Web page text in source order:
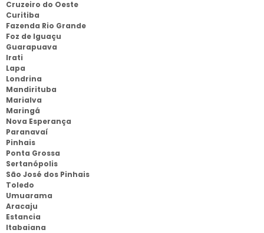
Cruzeiro do Oeste
Curitiba
Fazenda Rio Grande
Foz de Iguaçu
Guarapuava
Irati
Lapa
Londrina
Mandirituba
Marialva
Maringá
Nova Esperança
Paranavaí
Pinhais
Ponta Grossa
Sertanópolis
São José dos Pinhais
Toledo
Umuarama
Aracaju
Estancia
Itabaiana